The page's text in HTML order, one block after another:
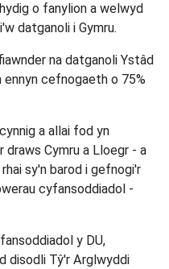
o fanylion a welwyd
datganoli i Gymru.
na datganoli Ystâd
ennyn cefnogaeth o 75%
a allai fod yn
draws Cymru a Lloegr - a
sy'n barod i gefnogi'r
cyfansoddiadol -
y DU,
disodli Tŷ'r Arglwyddi